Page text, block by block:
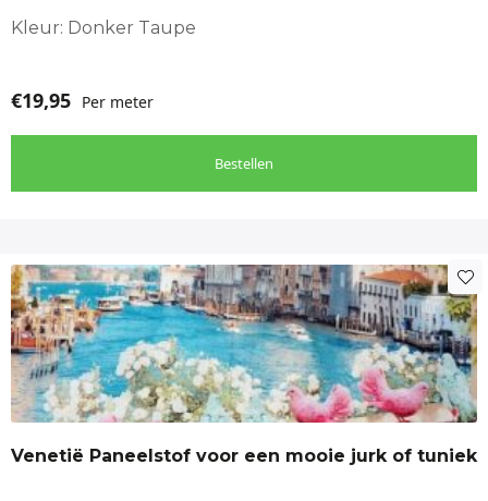
Kleur: Donker Taupe
€19,95 Per meter
Bestellen
Venetië Paneelstof voor een mooie jurk of tuniek